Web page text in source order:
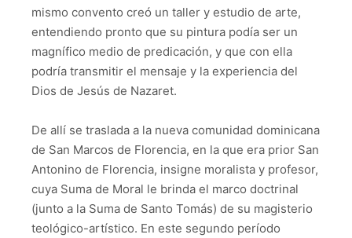
mismo convento creó un taller y estudio de arte,
entendiendo pronto que su pintura podía ser un
magnífico medio de predicación, y que con ella
podría transmitir el mensaje y la experiencia del
Dios de Jesús de Nazaret.
De allí se traslada a la nueva comunidad dominicana
de San Marcos de Florencia, en la que era prior San
Antonino de Florencia, insigne moralista y profesor,
cuya Suma de Moral le brinda el marco doctrinal
(junto a la Suma de Santo Tomás) de su magisterio
teológico-artístico. En este segundo período